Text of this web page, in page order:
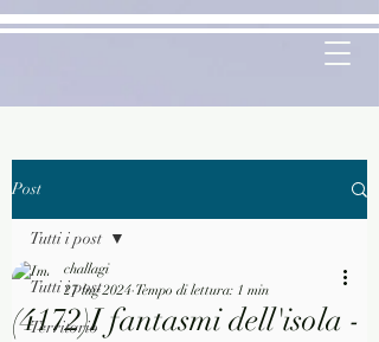
Post
Tutti i post
Territorio
Tutti i post
(4172)I fantasmi dell'isola -
challagi
27 lug 2024 Tempo di lettura: 1 min